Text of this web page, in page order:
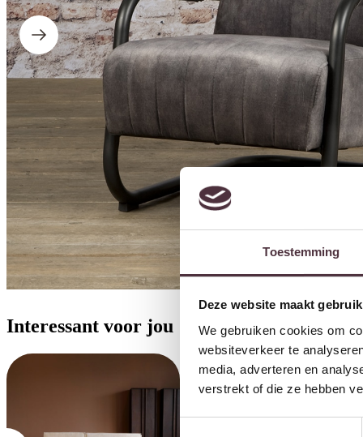
Toestemming
Deze website maakt
We gebruiken cookies om
websiteverkeer te
media, adverteren en
verstrekt of die ze hebben
Interessant voor jou